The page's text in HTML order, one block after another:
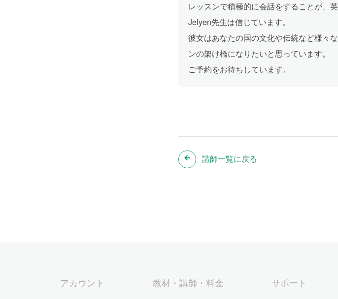
レッスンで積極的に会話をすることが、
Jelyen先生は信じています。
彼女はあなたの国の文化や伝統など様々
ンの架け橋になりたいと思っています。
ご予約をお待ちしています。
講師一覧に戻る
アカウント 教材・講師・料金 サポート